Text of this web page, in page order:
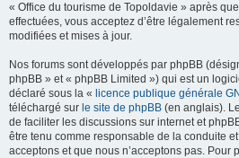
« Office du tourisme de Topoldavie » après
effectuées, vous acceptez d’être légalement
modifiées et mises à jour.
Nos forums sont développés par phpBB
phpBB » et « phpBB Limited ») qui est un
déclaré sous la « licence publique générale
téléchargé sur le site de phpBB (en anglais).
de faciliter les discussions sur internet et
être tenu comme responsable de la conduite
acceptons et que nous n’acceptons pas. Pour